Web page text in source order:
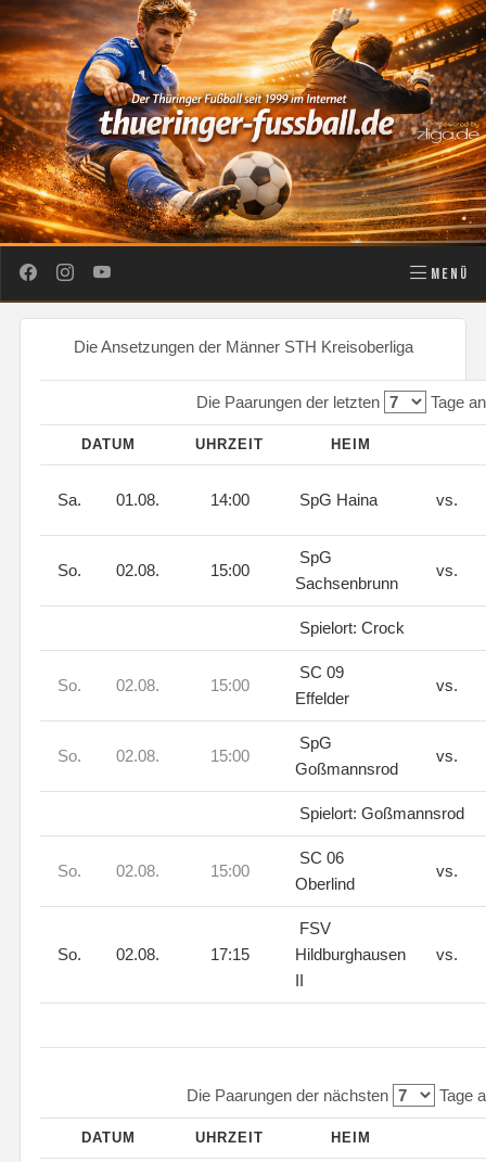
MENÜ
Die Ansetzungen der Männer STH Kreisoberliga
Die Paarungen der letzten Tage
DATUM UHRZEIT HEIM
Sa. 01.08. 14:00 SpG Haina vs.
So. 02.08. 15:00
SpG
Sachsenbrunn
vs.
Spielort: Crock
So. 02.08. 15:00
SC 09
Effelder
vs.
So. 02.08. 15:00
SpG
Goßmannsrod
vs.
Spielort: Goßmannsrod
So. 02.08. 15:00
SC 06
Oberlind
vs.
So. 02.08. 17:15
FSV
Hildburghausen
II
vs.
Die Paarungen der nächsten Tage
DATUM UHRZEIT HEIM